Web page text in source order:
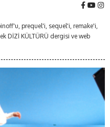
prequel'i, sequel'i, remake'i,
DİZİ KÜLTÜRÜ dergisi ve web